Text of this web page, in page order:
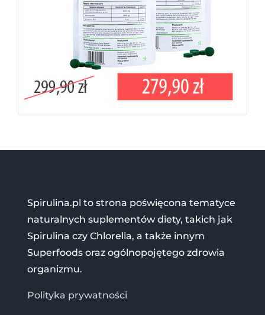
Spirulina.pl to strona poświęcona tematyce
naturalnych suplementów diety, takich jak
Spirulina czy Chlorella, a także innym
Superfoods oraz ogólnopojętego zdrowia
organizmu.
Polityka prywatności